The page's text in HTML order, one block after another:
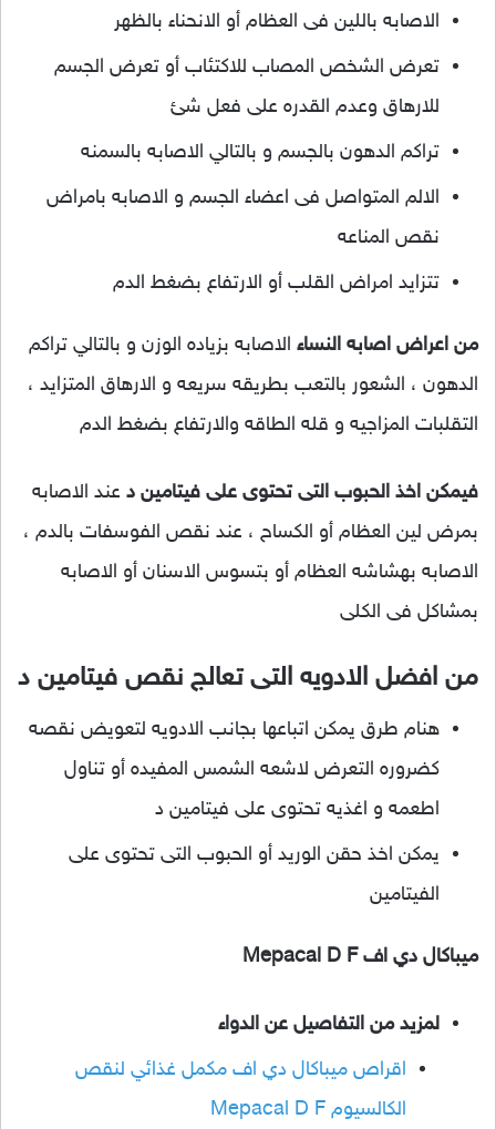
الاصابه باللين فى العظام أو الانحناء بالظهر
تعرض الشخص المصاب للاكتئاب أو تعرض الجسم
للارهاق وعدم القدره على فعل شئ
تراكم الدهون بالجسم و بالتالي الاصابه بالسمنه
الالم المتواصل فى اعضاء الجسم و الاصابه بامراض
نقص المناعه
تتزايد امراض القلب أو الارتفاع بضغط الدم
من اعراض اصابه النساء الاصابه بزياده الوزن و بالتالي تراكم
الدهون ، الشعور بالتعب بطريقه سريعه و الارهاق المتزايد ،
التقلبات المزاجيه و قله الطاقه والارتفاع بضغط الدم
فيمكن اخذ الحبوب التى تحتوى على فيتامين د عند الاصابه
بمرض لين العظام أو الكساح ، عند نقص الفوسفات بالدم ،
الاصابه بهشاشه العظام أو بتسوس الاسنان أو الاصابه
بمشاكل فى الكلى
من افضل الادويه التى تعالج نقص فيتامين د
هنام طرق يمكن اتباعها بجانب الادويه لتعويض نقصه
كضروره التعرض لاشعه الشمس المفيده أو تناول
اطعمه و اغذيه تحتوى على فيتامين د
يمكن اخذ حقن الوريد أو الحبوب التى تحتوى على
الفيتامين
ميباكال دي اف Mepacal D F
لمزيد من التفاصيل عن الدواء
اقراص ميباكال دي اف مكمل غذائي لنقص
الكالسيوم Mepacal D F